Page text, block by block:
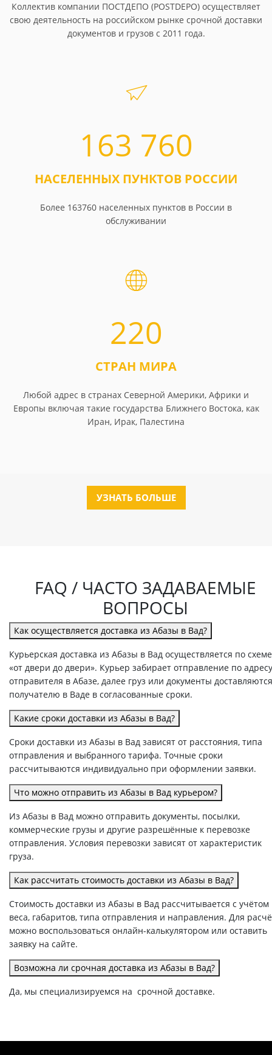
Коллектив компании ПОСТДЕПО (POSTDEPO) осуществляет
свою деятельность на российском рынке срочной доставки
документов и грузов с 2011 года.
163 760
НАСЕЛЕННЫХ ПУНКТОВ РОССИИ
Более 163760 населенных пунктов в России в
обслуживании
220
СТРАН МИРА
Любой адрес в странах Северной Америки, Африки и
Европы включая такие государства Ближнего Востока, как
Иран, Ирак, Палестина
УЗНАТЬ БОЛЬШЕ
FAQ / ЧАСТО ЗАДАВАЕМЫЕ
ВОПРОСЫ
Как осуществляется доставка из Абазы в Вад?
Курьерская доставка из Абазы в Вад осуществляется по схеме
«от двери до двери». Курьер забирает отправление по адресу
отправителя в Абазе, далее груз или документы доставляются
получателю в Ваде в согласованные сроки.
Какие сроки доставки из Абазы в Вад?
Сроки доставки из Абазы в Вад зависят от расстояния, типа
отправления и выбранного тарифа. Точные сроки
рассчитываются индивидуально при оформлении заявки.
Что можно отправить из Абазы в Вад курьером?
Из Абазы в Вад можно отправить документы, посылки,
коммерческие грузы и другие разрешённые к перевозке
отправления. Условия перевозки зависят от характеристик
груза.
Как рассчитать стоимость доставки из Абазы в Вад?
Стоимость доставки из Абазы в Вад рассчитывается с учётом
веса, габаритов, типа отправления и направления. Для
можно воспользоваться онлайн-калькулятором или оставить
заявку на сайте.
Возможна ли срочная доставка из Абазы в Вад?
Да, мы специализируемся на срочной доставке.